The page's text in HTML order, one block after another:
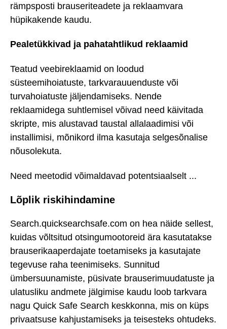
rämpsposti brauseriteadete ja reklaamvara
hüpikakende kaudu.
Pealetükkivad ja pahatahtlikud reklaamid
Teatud veebireklaamid on loodud
süsteemihoiatuste, tarkvarauuenduste või
turvahoiatuste jäljendamiseks. Nende
reklaamidega suhtlemisel võivad need käivitada
skripte, mis alustavad taustal allalaadimisi või
installimisi, mõnikord ilma kasutaja selgesõnalise
nõusolekuta.
Need meetodid võimaldavad potentsiaalselt ...
Lõplik riskihindamine
Search.quicksearchsafe.com on hea näide sellest,
kuidas võltsitud otsingumootoreid ära kasutatakse
brauserikaaperdajate toetamiseks ja kasutajate
tegevuse raha teenimiseks. Sunnitud
ümbersuunamiste, püsivate brauserimuudatuste ja
ulatusliku andmete jälgimise kaudu loob tarkvara
nagu Quick Safe Search keskkonna, mis on küps
privaatsuse kahjustamiseks ja teisesteks ohtudeks.